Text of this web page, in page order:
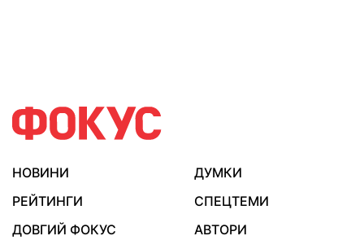
НОВИНИ
ДУМКИ
РЕЙТИНГИ
СПЕЦТЕМИ
ДОВГИЙ ФОКУС
АВТОРИ